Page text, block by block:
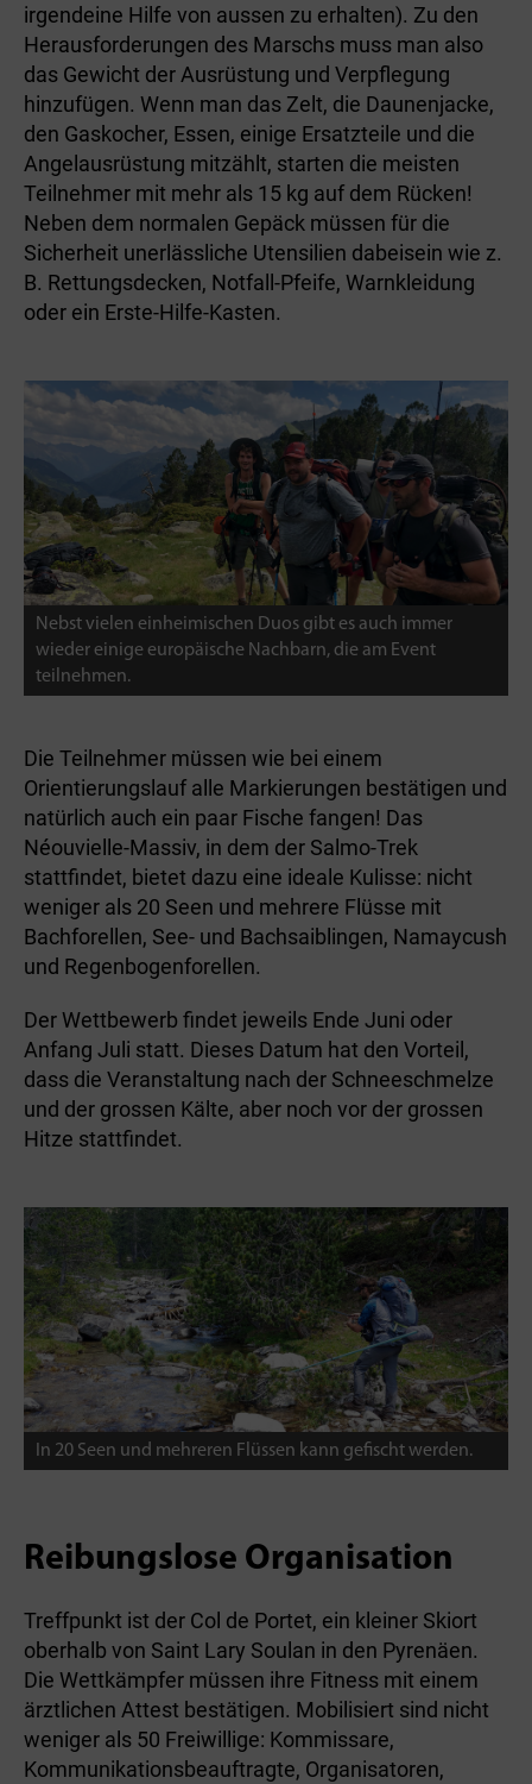
irgendeine Hilfe von aussen zu erhalten). Zu den
Herausforderungen des Marschs muss man also
das Gewicht der Ausrüstung und Verpflegung
hinzufügen. Wenn man das Zelt, die Daunenjacke,
den Gaskocher, Essen, einige Ersatzteile und die
Angelausrüstung mitzählt, starten die meisten
Teilnehmer mit mehr als 15 kg auf dem Rücken!
Neben dem normalen Gepäck müssen für die
Sicherheit unerlässliche Utensilien dabeisein wie z.
B. Rettungsdecken, Notfall-Pfeife, Warnkleidung
oder ein Erste-Hilfe-Kasten.
Nebst vielen einheimischen Duos gibt es auch immer
wieder einige europäische Nachbarn, die am Event
teilnehmen.
Die Teilnehmer müssen wie bei einem
Orientierungslauf alle Markierungen bestätigen und
natürlich auch ein paar Fische fangen! Das
Néouvielle-Massiv, in dem der Salmo-Trek
stattfindet, bietet dazu eine ideale Kulisse: nicht
weniger als 20 Seen und mehrere Flüsse mit
Bachforellen, See- und Bachsaiblingen, Namaycush
und Regenbogenforellen.
Der Wettbewerb findet jeweils Ende Juni oder
Anfang Juli statt. Dieses Datum hat den Vorteil,
dass die Veranstaltung nach der Schneeschmelze
und der grossen Kälte, aber noch vor der grossen
Hitze stattfindet.
In 20 Seen und mehreren Flüssen kann gefischt werden.
Reibungslose Organisation
Treffpunkt ist der Col de Portet, ein kleiner Skiort
oberhalb von Saint Lary Soulan in den Pyrenäen.
Die Wettkämpfer müssen ihre Fitness mit einem
ärztlichen Attest bestätigen. Mobilisiert sind nicht
weniger als 50 Freiwillige: Kommissare,
Kommunikationsbeauftragte, Organisatoren,